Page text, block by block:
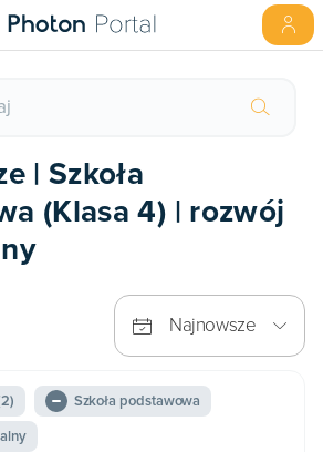
| Szkoła
(Klasa 4) | rozwój
Najnowsze
Szkoła podstawowa